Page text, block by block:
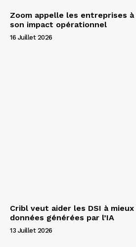
Zoom appelle les entreprises à
son impact opérationnel
16 Juillet 2026
Cribl veut aider les DSI à
données générées par l’IA
13 Juillet 2026